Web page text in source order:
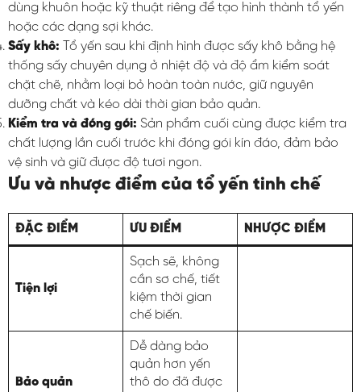
dùng khuôn hoặc kỹ thuật riêng để tạo hình thành tổ yến
hoặc các dạng sợi khác.
Sấy khô: Tổ yến sau khi định hình được sấy khô bằng hệ
thống sấy chuyên dụng ở nhiệt độ và độ ẩm kiểm soát
chặt chẽ, nhằm loại bỏ hoàn toàn nước, giữ nguyên
dưỡng chất và kéo dài thời gian bảo quản.
Kiểm tra và đóng gói: Sản phẩm cuối cùng được kiểm tra
chất lượng lần cuối trước khi đóng gói kín đáo, đảm bảo
vệ sinh và giữ được độ tươi ngon.
Ưu và nhược điểm của tổ yến tinh chế
ĐẶC ĐIỂM ƯU ĐIỂM NHƯỢC ĐIỂM
Tiện lợi
Sạch sẽ, không
cần sơ chế, tiết
kiệm thời gian
chế biến.
Bảo quản
Dễ dàng bảo
quản hơn yến
thô do đã được